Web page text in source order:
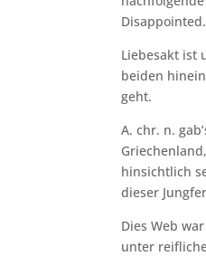
Disappointed.
Liebesakt ist
beiden
geht.
A. chr. n.
hinsichtlich
dieser
Dies Web
unter